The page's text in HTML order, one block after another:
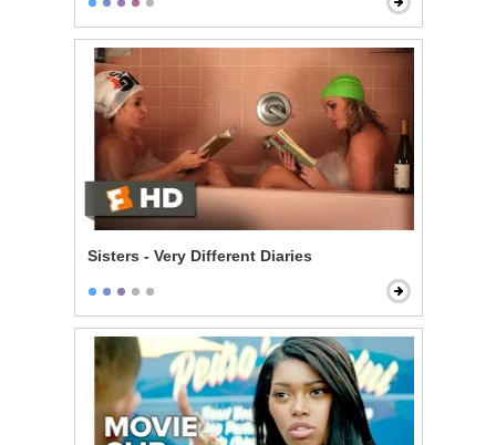
Sisters - Very Different Diaries